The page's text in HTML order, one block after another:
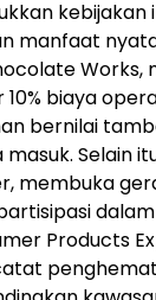
manfaat
Works,
biaya
bernilai
Selain
membuka
Products